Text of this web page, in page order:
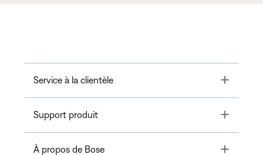
Service à la clientèle Toggle
Support produit Toggle
À propos de Bose Toggle